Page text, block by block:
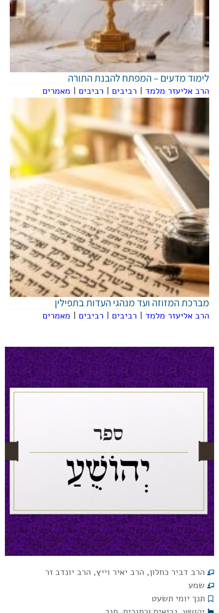
הרב דביר כחלון, הרב יאיר וייץ, הרב יונדב זר
שמע
תנך יומי תשעט
לימוד מדעים – המפתח להבנת התורה
הרב אליעזר מלמד | רביבים | רביבים | מאמרים
מברכת המזוזה ועד מנהגי העדות בתפילין
הרב אליעזר מלמד | רביבים | רביבים | מאמרים